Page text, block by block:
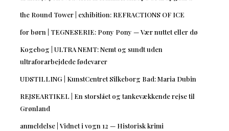
the Round Tower | exhibition: REFRACTIONS OF ICE
for børn | TEGNESERIE: Pony Pony — Vær nuttet eller dø
Kogebog | ULTRA NEMT: Nemt og sundt uden
ultraforarbejdede fødevarer
UDSTILLING | KunstCentret Silkeborg Bad: Maria Dubin
REJSEARTIKEL | En storslået og tankevækkende rejse til
Grønland
anmeldelse | Vidnet i vogn 12 — Historisk krimi